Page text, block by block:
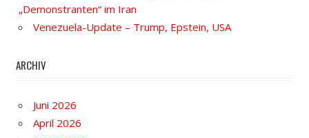
„Demonstranten“ im Iran
Venezuela-Update – Trump, Epstein, USA
ARCHIV
Juni 2026
April 2026